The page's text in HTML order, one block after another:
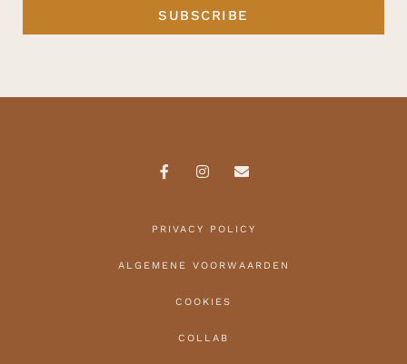
SUBSCRIBE
PRIVACY POLICY
ALGEMENE VOORWAARDEN
COOKIES
COLLAB